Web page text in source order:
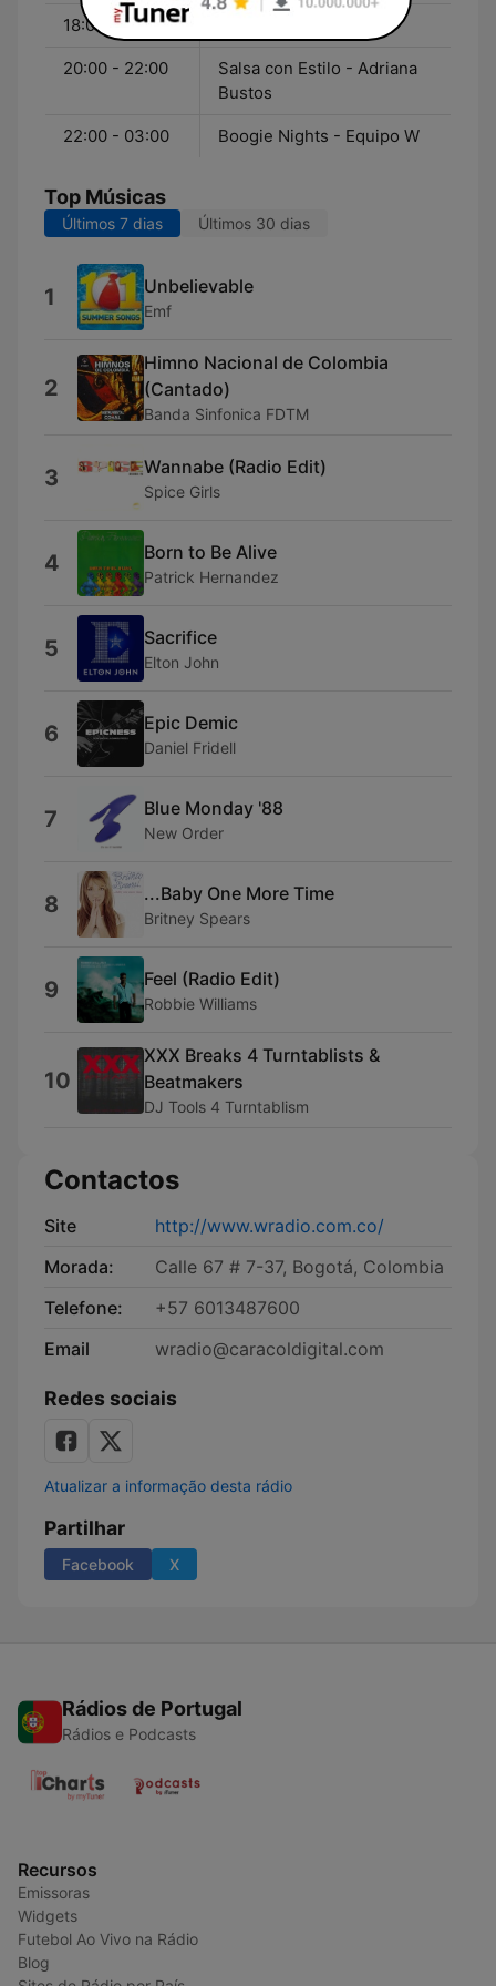
18:00 - 20:00
20:00 - 22:00
Salsa con Estilo - Adriana
Bustos
22:00 - 03:00 Boogie Nights - Equipo W
Top Músicas
Últimos 7 dias Últimos 30 dias
1 Unbelievable
Emf
2
Himno Nacional de Colombia
(Cantado)
Banda Sinfonica FDTM
3 Wannabe (Radio Edit)
Spice Girls
4 Born to Be Alive
Patrick Hernandez
5 Sacrifice
Elton John
6 Epic Demic
Daniel Fridell
7 Blue Monday '88
New Order
8 ...Baby One More Time
Britney Spears
9 Feel (Radio Edit)
Robbie Williams
10
XXX Breaks 4 Turntablists &
Beatmakers
DJ Tools 4 Turntablism
Contactos
Site
http://www.wradio.com.co/
Morada:
Calle 67 # 7-37, Bogotá, Colombia
Telefone:
+57 6013487600
Email
wradio@caracoldigital.com
Redes sociais
Atualizar a informação desta rádio
Partilhar
Facebook X
Rádios de Portugal
Rádios e Podcasts
Recursos
Emissoras
Widgets
Futebol Ao Vivo na Rádio
Blog